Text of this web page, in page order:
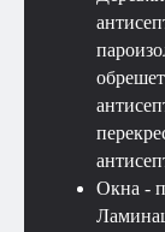
Окна -